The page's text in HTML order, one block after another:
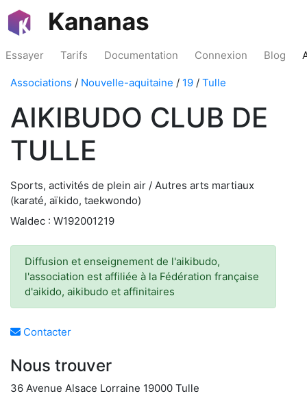
Kananas
Essayer Tarifs Documentation Connexion Blog
Associations / Nouvelle-aquitaine / 19 / Tulle
AIKIBUDO CLUB DE
TULLE
Sports, activités de plein air / Autres arts martiaux
(karaté, aïkido, taekwondo)
Waldec : W192001219
Diffusion et enseignement de l'aikibudo,
l'association est affiliée à la Fédération française
d'aikido, aikibudo et affinitaires
Contacter
Nous trouver
36 Avenue Alsace Lorraine 19000 Tulle